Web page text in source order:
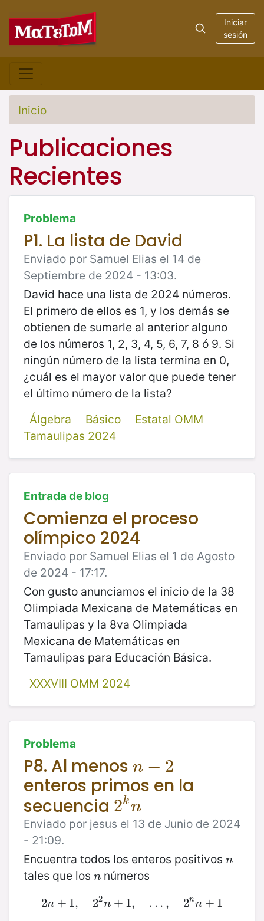
Iniciar
sesión
Inicio
Publicaciones
Recientes
Problema
P1. La lista de David
Enviado por Samuel Elias el 14 de
Septiembre de 2024 - 13:03.
David hace una lista de 2024 números.
El primero de ellos es 1, y los demás se
obtienen de sumarle al anterior alguno
de los números 1, 2, 3, 4, 5, 6, 7, 8 ó 9. Si
ningún número de la lista termina en 0,
¿cuál es el mayor valor que puede tener
el último número de la lista?
Álgebra
Básico
Estatal OMM
Tamaulipas 2024
Entrada de blog
Comienza el proceso
olímpico 2024
Enviado por Samuel Elias el 1 de Agosto
de 2024 - 17:17.
Con gusto anunciamos el inicio de la 38
Olimpiada Mexicana de Matemáticas en
Tamaulipas y la 8va Olimpiada
Mexicana de Matemáticas en
Tamaulipas para Educación Básica.
XXXVIII OMM 2024
Problema
P8. Al menos n − 2
n −2
enteros primos en la
secuencia 2kn
2kn
Enviado por jesus el 13 de Junio de 2024
- 21:09.
Encuentra todos los enteros positivos n
n
tales que los n
n números
2n + 1, 22n + 1, … , 2nn + 1
2 +1,2 2n+1 …, 2nn
1